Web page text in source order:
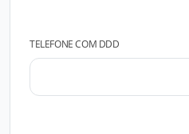
TELEFONE COM DDD